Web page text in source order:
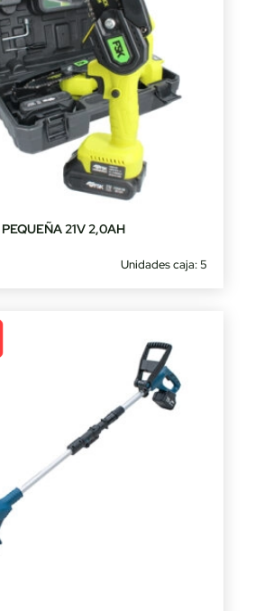
21V 2,0AH
Unidades caja: 5